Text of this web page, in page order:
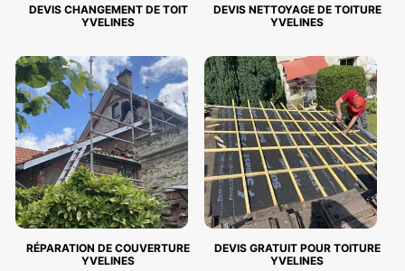
DEVIS CHANGEMENT DE TOIT
YVELINES
DEVIS NETTOYAGE DE TOITURE
YVELINES
RÉPARATION DE COUVERTURE
YVELINES
DEVIS GRATUIT POUR TOITURE
YVELINES